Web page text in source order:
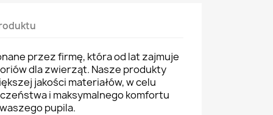
przez firmę, która od lat zajmuje
dla zwierząt. Nasze produkty
jakości materiałów, w celu
i maksymalnego komfortu
waszego pupila.